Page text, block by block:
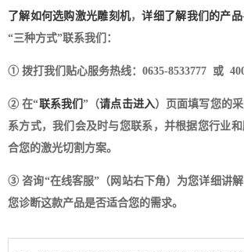
了解如何选购激光雕刻机，详细了解我们的产品
“三种方式”联系我们：
① 拨打我们贴心服务热线：0635-8533777 或
② 在“联系我们”（请点击进入）页面填写您的
系方式，我们会及时与您联系，并根据您行业
合您的激光切割方案。
③ 咨询“在线客服”（网站右下角）为您详细讲
您诊断这款产品是否适合您的需求。